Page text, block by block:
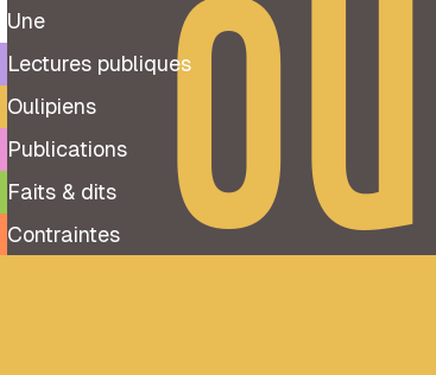
Une
Lectures publiques
Oulipiens
Publications
Faits & dits
Contraintes